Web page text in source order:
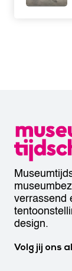
verrassend
design.
Volg jij ons